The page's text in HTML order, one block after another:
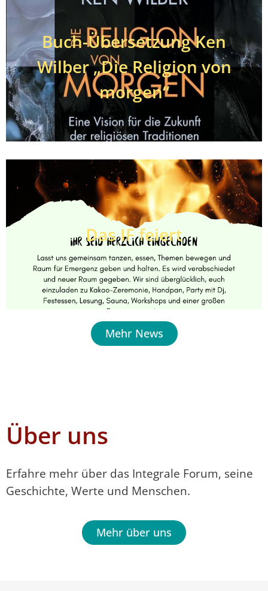
Buch-Übersetzung Ken
Wilber „Die Religion von
morgen“
Das IF feiert
Mehr News
Über uns
Erfahre mehr über das Integrale Forum, seine
Geschichte, Werte und Menschen.
Mehr über uns